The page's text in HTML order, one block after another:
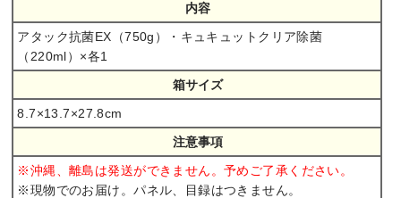
内容
アタック抗菌EX（750g）・キュキュットクリア除菌
（220ml）×各1
箱サイズ
8.7×13.7×27.8cm
注意事項
※沖縄、離島は発送ができません。予めご了承ください。
※現物でのお届け。パネル、目録はつきません。